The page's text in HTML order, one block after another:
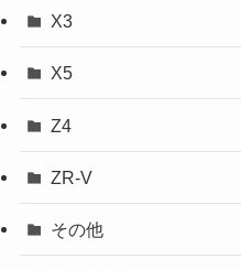
X3
X5
Z4
ZR-V
その他